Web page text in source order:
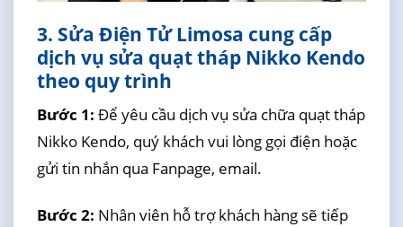
3. Sửa Điện Tử Limosa cung cấp
dịch vụ sửa quạt tháp Nikko Kendo
theo quy trình
Bước 1: Để yêu cầu dịch vụ sửa chữa quạt tháp
Nikko Kendo, quý khách vui lòng gọi điện hoặc
gửi tin nhắn qua Fanpage, email.
Bước 2: Nhân viên hỗ trợ khách hàng sẽ tiếp